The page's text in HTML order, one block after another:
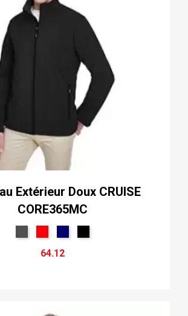
Extérieur Doux CRUISE
CORE365MC
64.12